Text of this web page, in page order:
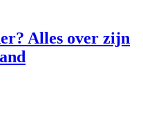
Alles over zijn